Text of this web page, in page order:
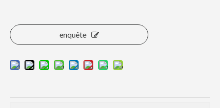
enquête